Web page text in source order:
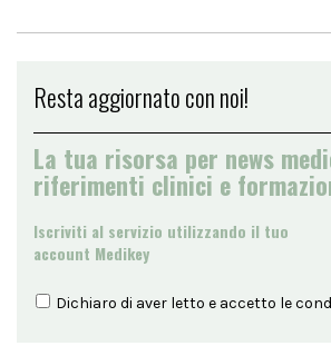
Resta aggiornato con noi!
La tua risorsa per news
riferimenti clinici e
Iscriviti al servizio utilizzando il tuo
account Medikey
Dichiaro di aver letto e accetto le